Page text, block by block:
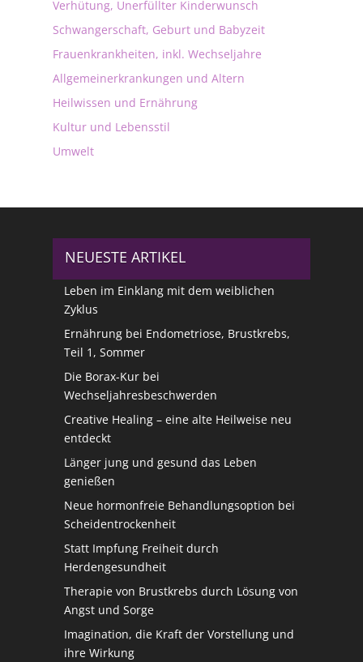
Verhütung, Unerfüllter Kinderwunsch
Schwangerschaft, Geburt und Babyzeit
Frauenkrankheiten, inkl. Wechseljahre
Allgemeinerkrankungen und Altern
Heilwissen und Ernährung
Kultur und Lebensstil
Umwelt
NEUESTE ARTIKEL
Leben im Einklang mit dem weiblichen
Zyklus
Ernährung bei Endometriose, Brustkrebs,
Teil 1, Sommer
Die Borax-Kur bei
Wechseljahresbeschwerden
Creative Healing – eine alte Heilweise neu
entdeckt
Länger jung und gesund das Leben
genießen
Neue hormonfreie Behandlungsoption bei
Scheidentrockenheit
Statt Impfung Freiheit durch
Herdengesundheit
Therapie von Brustkrebs durch Lösung von
Angst und Sorge
Imagination, die Kraft der Vorstellung und
ihre Wirkung